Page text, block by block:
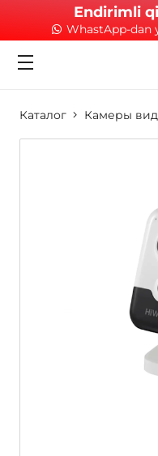
Endirimli
WhastApp-dan
Каталог Камеры